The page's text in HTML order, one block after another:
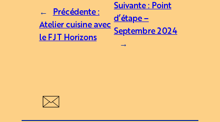
←
Précédente :
Atelier cuisine avec
le FJT Horizons
Suivante : Point
d’étape –
Septembre 2024
→